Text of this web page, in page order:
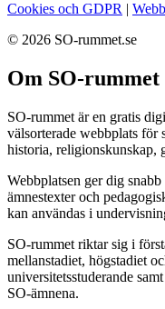
Cookies och GDPR |
© 2026 SO-rummet.se
Om SO-rummet
SO-rummet är en gratis
välsorterade webbplats för
historia, religionskunskap,
Webbplatsen ger dig
ämnestexter och
kan användas i
SO-rummet riktar sig i
mellanstadiet, högstadiet
universitetsstuderande
SO-ämnena.